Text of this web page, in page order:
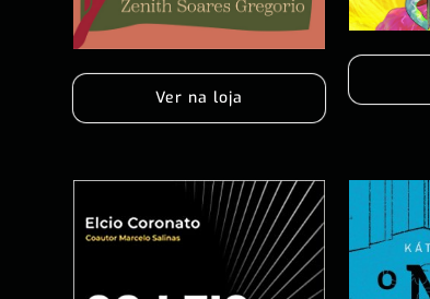
Ver na loja